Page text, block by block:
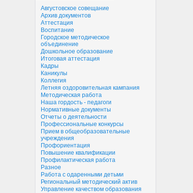
Августовское совещание
Архив документов
Аттестация
Воспитание
Городское методическое
объединение
Дошкольное образование
Итоговая аттестация
Кадры
Каникулы
Коллегия
Летняя оздоровительная кампания
Методическая работа
Наша гордость - педагоги
Нормативные документы
Отчеты о деятельности
Профессиональные конкурсы
Прием в общеобразовательные
учреждения
Профориентация
Повышение квалификации
Профилактическая работа
Разное
Работа с одаренными детьми
Региональный методический актив
Управление качеством образования